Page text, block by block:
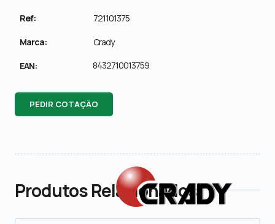
Ref: 721101375
Marca: Crady
EAN: 8432710013759
PEDIR COTAÇÃO
Produtos Relacionados